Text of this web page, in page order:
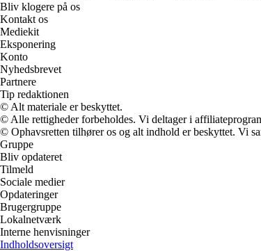
Bliv klogere på os
Kontakt os
Mediekit
Eksponering
Konto
Nyhedsbrevet
Partnere
Tip redaktionen
© Alt materiale er beskyttet.
© Alle rettigheder forbeholdes. Vi deltager i
© Ophavsretten tilhører os og alt indhold er beskyttet. Vi
Gruppe
Bliv opdateret
Tilmeld
Sociale medier
Opdateringer
Brugergruppe
Lokalnetværk
Interne henvisninger
Indholdsoversigt